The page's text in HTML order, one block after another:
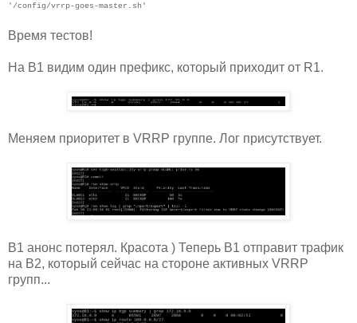
'/config/vrrp-goes-master.sh'
Время тестов!
На B1 видим один префикс, который приходит от R1.
Меняем приоритет в VRRP группе. Лог присутствует.
B1 анонс потерял. Красота ) Теперь B1 отправит трафик
на B2, который сейчас на стороне активных VRRP
групп...